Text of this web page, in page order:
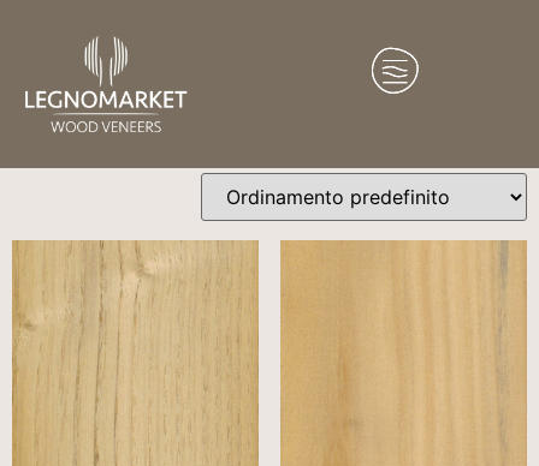
Asia
Visualizzazione di 1-9 di 21 risultati